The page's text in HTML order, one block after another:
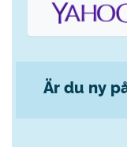
Är du ny